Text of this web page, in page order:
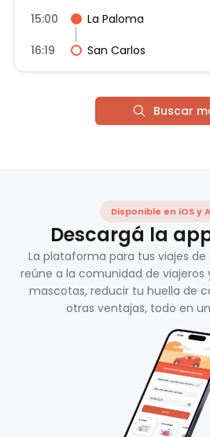
15:00
La Paloma
16:19
San Carlos
Buscar
Disponible en iOS y
Descargá la
La plataforma para tus viajes
reúne a la comunidad de
mascotas, reducir tu huella de
otras ventajas, todo en